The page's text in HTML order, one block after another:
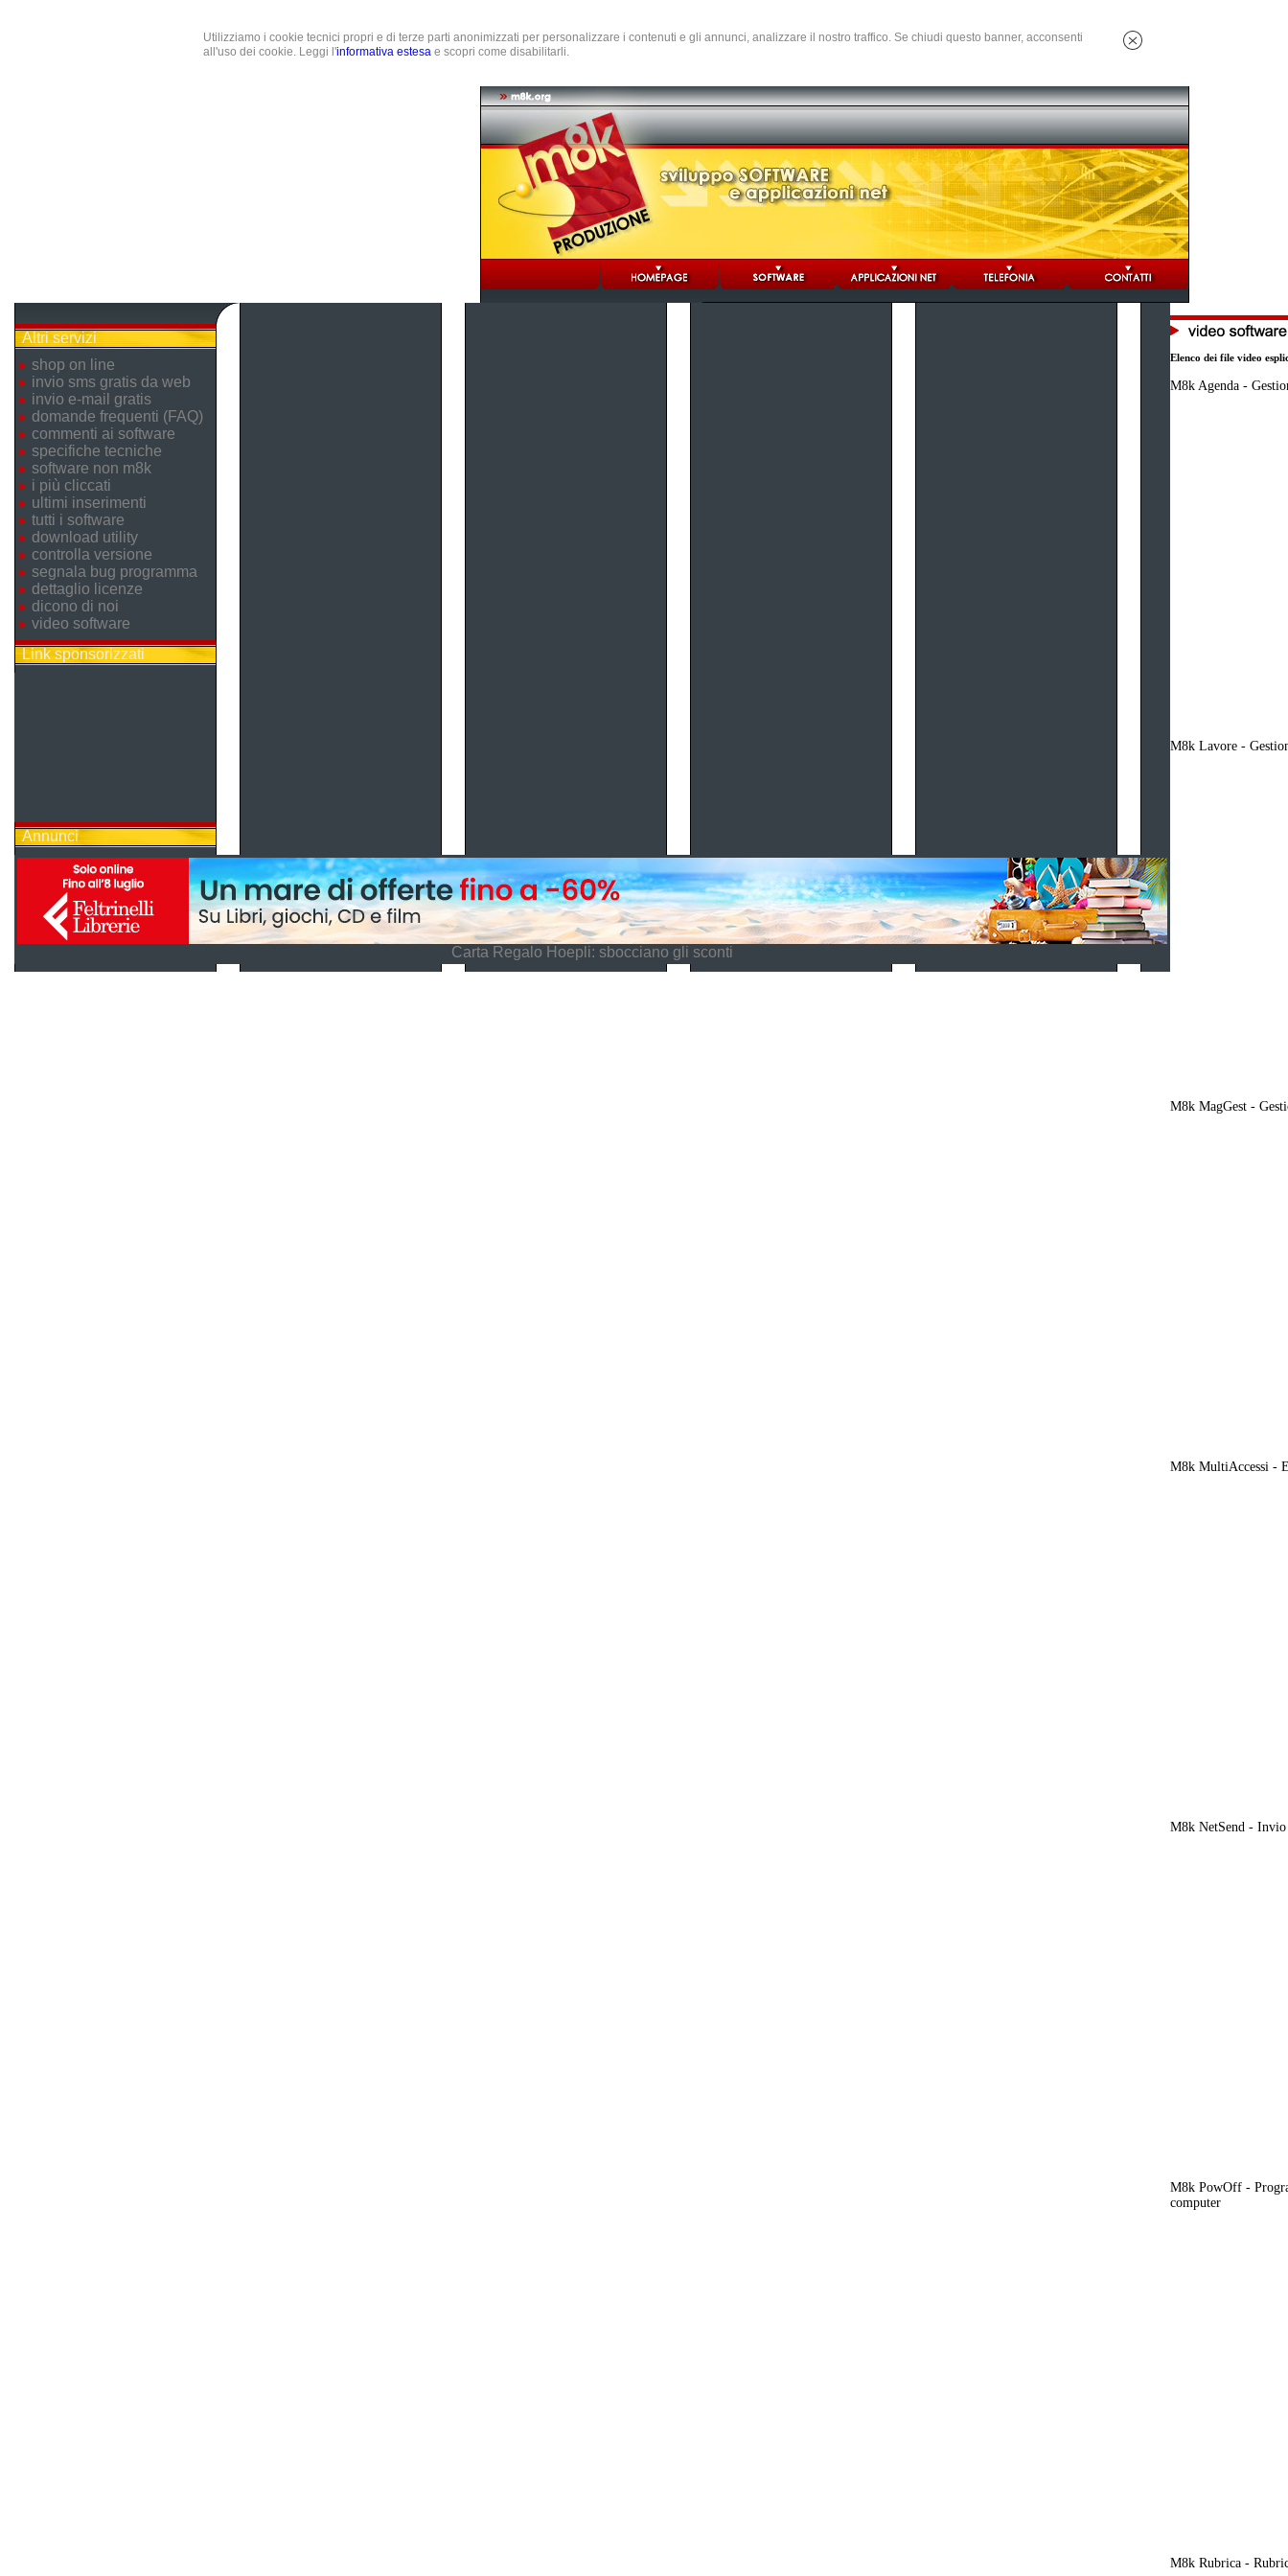
Utilizziamo i cookie tecnici propri e di terze parti anonimizzati per personalizzare i contenuti e gli annunci, analizzare il nostro traffico. Se chiudi questo banner, acconsenti
all'uso dei cookie. Leggi l'informativa estesa e scopri come disabilitarli.
Altri servizi
shop on line
invio sms gratis da web
invio e-mail gratis
domande frequenti (FAQ)
commenti ai software
specifiche tecniche
software non m8k
i più cliccati
ultimi inserimenti
tutti i software
download utility
controlla versione
segnala bug programma
dettaglio licenze
dicono di noi
video software
Link sponsorizzati
Annunci
Carta Regalo Hoepli: sbocciano gli sconti
Elenco dei file video
M8k Agenda -
M8k Lavore -
M8k MagGest -
M8k MultiAccessi -
M8k NetSend - Invio
M8k PowOff -
computer
M8k Rubrica -